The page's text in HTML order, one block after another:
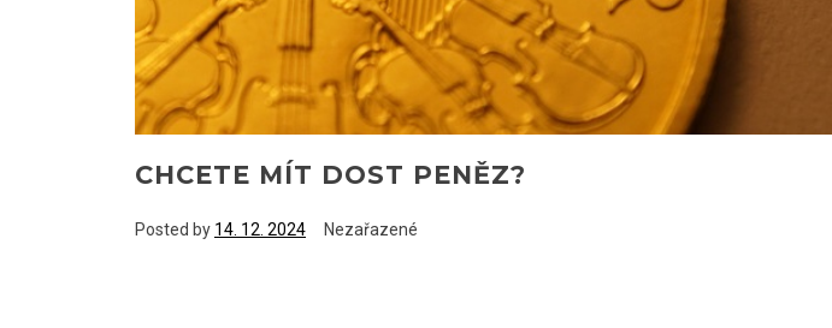
CHCETE MÍT DOST PENĚZ?
Posted by 14. 12. 2024 Nezařazené